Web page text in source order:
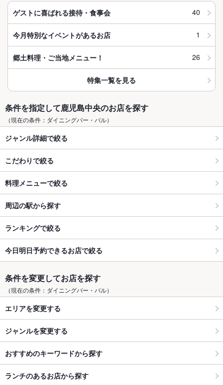
ゲストに喜ばれる接待・食事会 40
今月特別なイベントがあるお店 1
郷土料理・ご当地メニュー！ 26
特集一覧を見る
条件を指定して鹿児島中央のお店を探す
（現在の条件：ダイニングバー・バル）
ジャンル詳細で絞る
こだわりで絞る
料理メニューで絞る
周辺の駅から探す
ランキングで絞る
今日明日予約できるお店で絞る
条件を変更してお店を探す
（現在の条件：ダイニングバー・バル）
エリアを変更する
ジャンルを変更する
おすすめのキーワードから探す
ランチのあるお店から探す